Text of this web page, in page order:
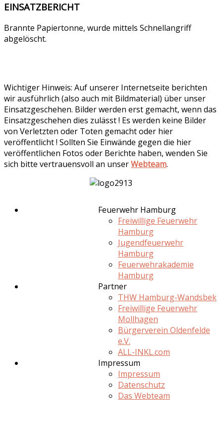
EINSATZBERICHT
Brannte Papiertonne, wurde mittels Schnellangriff
abgelöscht.
Wichtiger Hinweis: Auf unserer Internetseite berichten
wir ausführlich (also auch mit Bildmaterial) über unser
Einsatzgeschehen. Bilder werden erst gemacht, wenn das
Einsatzgeschehen dies zulässt ! Es werden keine Bilder
von Verletzten oder Toten gemacht oder hier
veröffentlicht ! Sollten Sie Einwände gegen die hier
veröffentlichen Fotos oder Berichte haben, wenden Sie
sich bitte vertrauensvoll an unserWebteam.
Feuerwehr Hamburg
Freiwillige Feuerwehr
Hamburg
Jugendfeuerwehr
Hamburg
Feuerwehrakademie
Hamburg
Partner
THW Hamburg-Wandsbek
Freiwillige Feuerwehr
Mollhagen
Bürgerverein Oldenfelde
e.V.
ALL-INKL.com
Impressum
Impressum
Datenschutz
Das Webteam